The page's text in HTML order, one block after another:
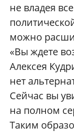
не владея
можно
«Вы ждете
Алексея
нет
Сейчас вы
на полном
Таким